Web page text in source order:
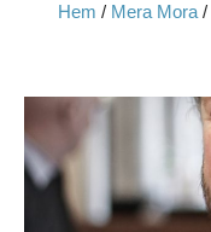
Hem / Mera Mora/